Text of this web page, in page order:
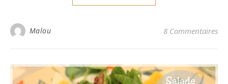
Malou 8 Commentaires